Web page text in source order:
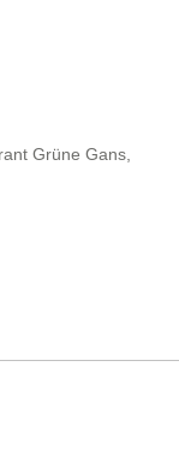
Grüne Gans,